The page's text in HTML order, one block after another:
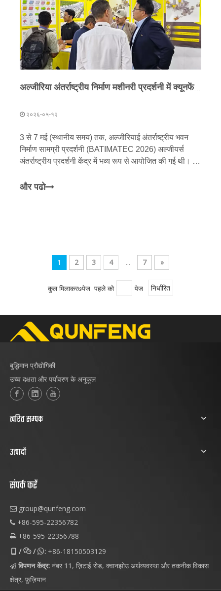
अल्जीरिया अंतर्राष्ट्रीय निर्माण मशीनरी प्रदर्शनी में क्यूनफेंग मशीनरी शोकेस: 'चीनी इंटेलिजेंट मैन्युफैक्चरिंग' उपकरण उत्तरी अफ्रीकी बाजार में फलता-फूलता है
२०२६-०५-१२
3 से 7 मई (स्थानीय समय) तक, अल्जीरियाई अंतर्राष्ट्रीय भवन
निर्माण सामग्री प्रदर्शनी (BATIMATEC 2026) अल्जीयर्स
अंतर्राष्ट्रीय प्रदर्शनी केंद्र में भव्य रूप से आयोजित की गई थी। यह
हजार भाग लेने वाले उद्यम शामिल हैं और ध्यान केंद्रित करते हैं
और पढो
1 2 3 4 ... 7 »
कुल मिलाकर७पेज पहले को पेज निर्धारित
बुद्धिमान प्रौद्योगिकी
उच्च दक्षता और पर्यावरण के अनुकूल
त्वरित सम्पक
उत्पादों
संपर्क करें
 group@qunfeng.com
 +86-595-22356782
 +86-595-22356788
 //: +86-18150503129
 विपणन केंद्र: नंबर 11, ज़िटाई रोड, क्वानझोउ अर्थव्यवस्था और तकनीक विकास
क्षेत्र, फ़ुज़ियान